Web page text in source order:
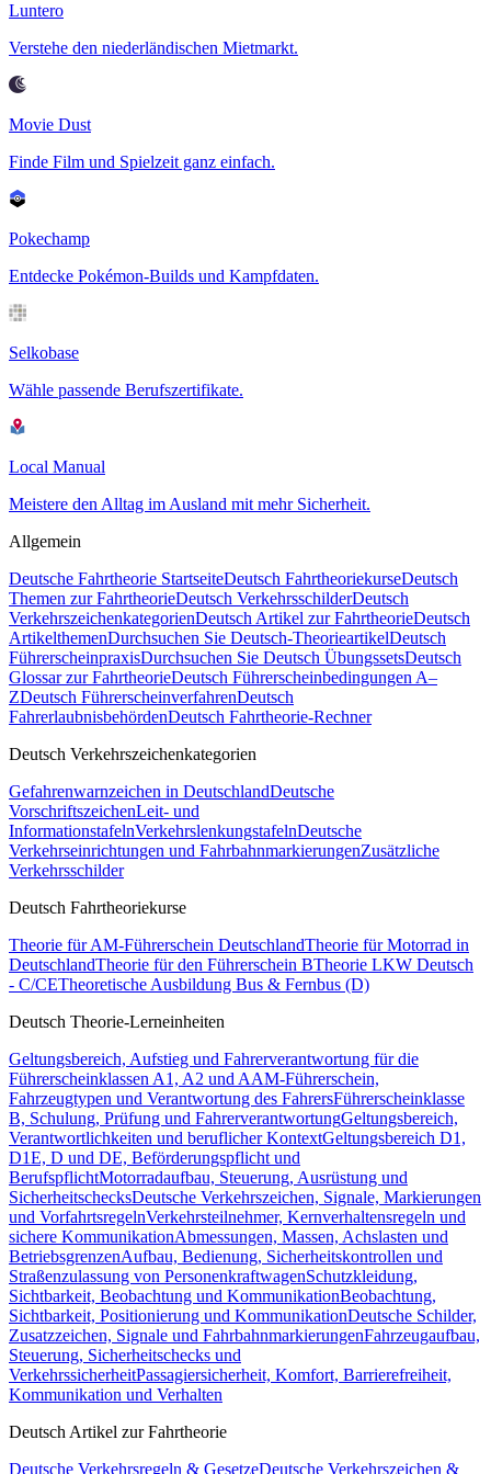
Luntero
Verstehe den niederländischen Mietmarkt.
Movie Dust
Finde Film und Spielzeit ganz einfach.
Pokechamp
Entdecke Pokémon-Builds und Kampfdaten.
Selkobase
Wähle passende Berufszertifikate.
Local Manual
Meistere den Alltag im Ausland mit mehr Sicherheit.
Allgemein
Deutsche Fahrtheorie StartseiteDeutsch FahrtheoriekurseDeutsch
Themen zur FahrtheorieDeutsch VerkehrsschilderDeutsch
VerkehrszeichenkategorienDeutsch Artikel zur FahrtheorieDeutsch
ArtikelthemenDurchsuchen Sie Deutsch-TheorieartikelDeutsch
FührerscheinpraxisDurchsuchen Sie Deutsch ÜbungssetsDeutsch
Glossar zur FahrtheorieDeutsch Führerscheinbedingungen A–
ZDeutsch FührerscheinverfahrenDeutsch
FahrerlaubnisbehördenDeutsch Fahrtheorie-Rechner
Deutsch Verkehrszeichenkategorien
Gefahrenwarnzeichen in DeutschlandDeutsche
VorschriftszeichenLeit- und
InformationstafelnVerkehrslenkungstafelnDeutsche
Verkehrseinrichtungen und FahrbahnmarkierungenZusätzliche
Verkehrsschilder
Deutsch Fahrtheoriekurse
Theorie für AM-Führerschein DeutschlandTheorie für Motorrad in
DeutschlandTheorie für den Führerschein BTheorie LKW Deutsch
- C/CETheoretische Ausbildung Bus & Fernbus (D)
Deutsch Theorie-Lerneinheiten
Geltungsbereich, Aufstieg und Fahrerverantwortung für die
Führerscheinklassen A1, A2 und AAM-Führerschein,
Fahrzeugtypen und Verantwortung des FahrersFührerscheinklasse
B, Schulung, Prüfung und FahrerverantwortungGeltungsbereich,
Verantwortlichkeiten und beruflicher KontextGeltungsbereich D1,
D1E, D und DE, Beförderungspflicht und
BerufspflichtMotorradaufbau, Steuerung, Ausrüstung und
SicherheitschecksDeutsche Verkehrszeichen, Signale, Markierungen
und VorfahrtsregelnVerkehrsteilnehmer, Kernverhaltensregeln und
sichere KommunikationAbmessungen, Massen, Achslasten und
BetriebsgrenzenAufbau, Bedienung, Sicherheitskontrollen und
Straßenzulassung von PersonenkraftwagenSchutzkleidung,
Sichtbarkeit, Beobachtung und KommunikationBeobachtung,
Sichtbarkeit, Positionierung und KommunikationDeutsche Schilder,
Zusatzzeichen, Signale und FahrbahnmarkierungenFahrzeugaufbau,
Steuerung, Sicherheitschecks und
VerkehrssicherheitPassagiersicherheit, Komfort, Barrierefreiheit,
Kommunikation und Verhalten
Deutsch Artikel zur Fahrtheorie
Deutsche Verkehrsregeln & GesetzeDeutsche Verkehrszeichen &